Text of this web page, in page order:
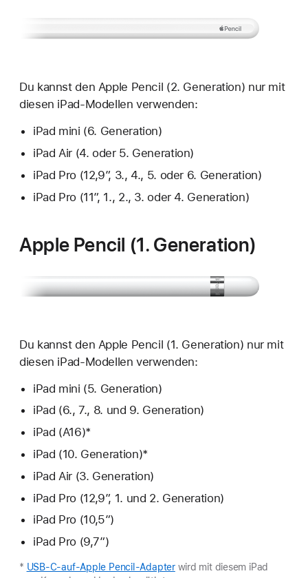
Du kannst den Apple Pencil (2. Generation) nur mit
diesen iPad-Modellen verwenden:
iPad mini (6. Generation)
iPad Air (4. oder 5. Generation)
iPad Pro (12,9″, 3., 4., 5. oder 6. Generation)
iPad Pro (11″, 1., 2., 3. oder 4. Generation)
Apple Pencil (1. Generation)
Du kannst den Apple Pencil (1. Generation) nur mit
diesen iPad-Modellen verwenden:
iPad mini (5. Generation)
iPad (6., 7., 8. und 9. Generation)
iPad (A16)*
iPad (10. Generation)*
iPad Air (3. Generation)
iPad Pro (12,9″, 1. und 2. Generation)
iPad Pro (10,5″)
iPad Pro (9,7″)
* USB-C-auf-Apple Pencil-Adapterwird mit diesem iPad